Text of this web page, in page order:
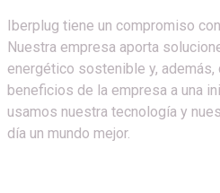
Iberplug tiene un compromiso
Nuestra empresa aporta
energético sostenible y, además,
beneficios de la empresa a una
usamos nuestra tecnología y
día un mundo mejor.